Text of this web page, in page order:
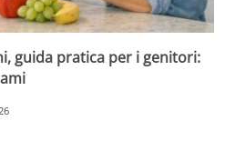
guida pratica per i genitori: